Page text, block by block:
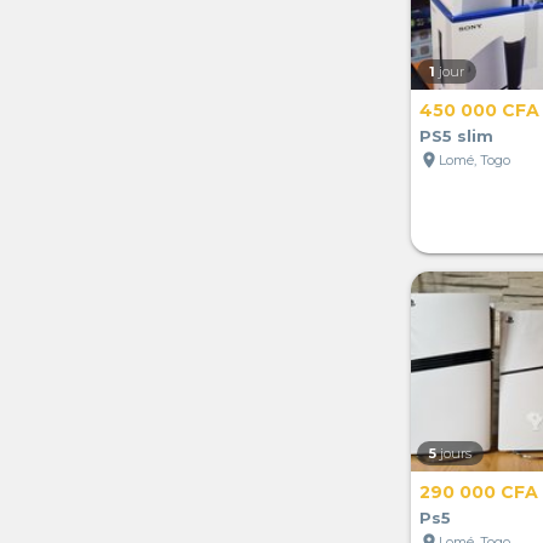
1 jour
450 000 CFA
PS5 slim
location_on Lomé, Togo
5 jours
290 000 CFA
Ps5